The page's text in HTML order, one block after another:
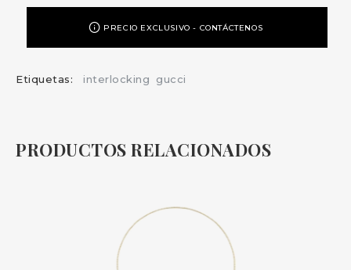
PRECIO EXCLUSIVO - CONTÁCTENOS
Etiquetas: interlocking gucci
PRODUCTOS RELACIONADOS